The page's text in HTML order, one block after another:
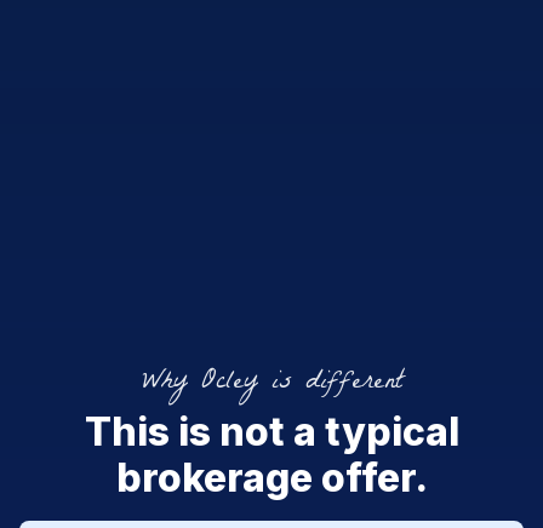
Why Ocley is different
This is not a typical
brokerage offer.